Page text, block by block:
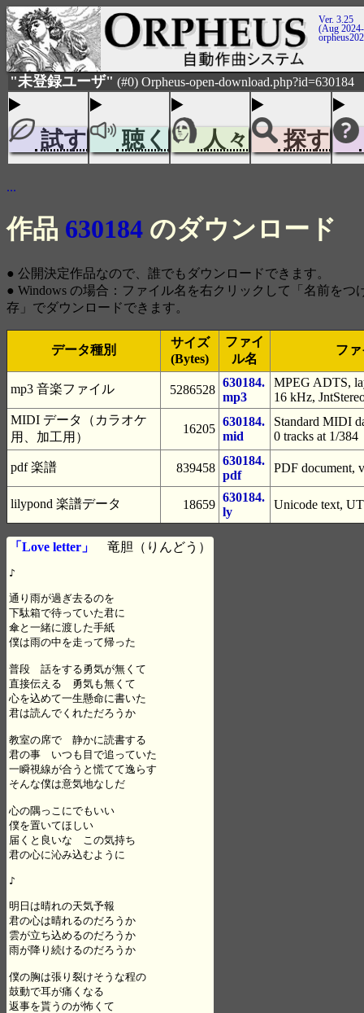
Ver. 3.25
(Aug
"未登録ユーザ" (#0) Orpheus-open-download.php?id=630184
試す 聴く 人々 探す
...
作品 630184 のダウンロード
● 公開決定作品なので、誰でもダウンロードできます。
● Windows の場合：ファイル名を右クリックして「名前をつ
存」でダウンロードできます。
データ種別
サイズ
(Bytes)
ファイ
ル名
フ
mp3 音楽ファイル 5286528
630184.
mp3
MPEG ADTS,
16 kHz,
MIDI データ（カラオケ
用、加工用）
16205
630184.
mid
Standard MIDI
0 tracks at 1/384
pdf 楽譜 839458
630184.
pdf
PDF document,
lilypond 楽譜データ 18659
630184.
ly
Unicode text,
「Love letter」 竜胆（りんどう）
♪
通り雨が過ぎ去るのを
下駄箱で待っていた君に
傘と一緒に渡した手紙
僕は雨の中を走って帰った
普段　話をする勇気が無くて
直接伝える　勇気も無くて
心を込めて一生懸命に書いた
君は読んでくれただろうか
教室の席で　静かに読書する
君の事　いつも目で追っていた
一瞬視線が合うと慌てて逸らす
そんな僕は意気地なしだ
心の隅っこにでもいい
僕を置いてほしい
届くと良いな　この気持ち
君の心に沁み込むように
♪
明日は晴れの天気予報
君の心は晴れるのだろうか
雲が立ち込めるのだろうか
雨が降り続けるのだろうか
僕の胸は張り裂けそうな程の
鼓動で耳が痛くなる
返事を貰うのが怖くて